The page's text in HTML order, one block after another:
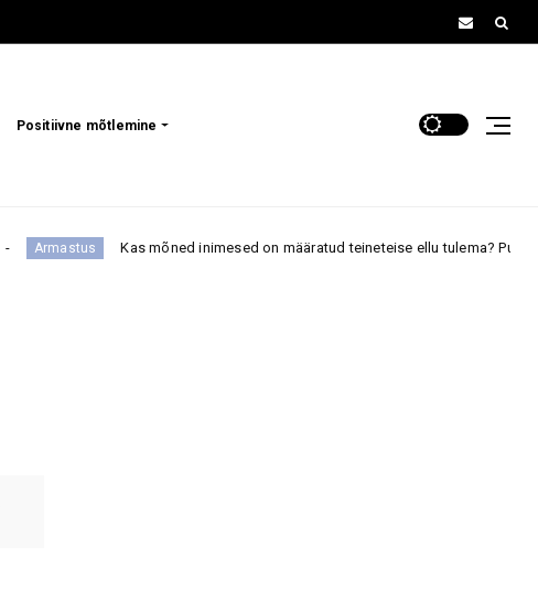
Positiivne mõtlemine
Kas mõned inimesed on määratud teineteise ellu tulema? Punase paela legend